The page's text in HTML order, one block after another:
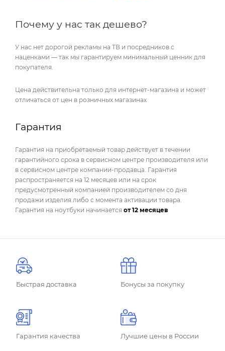
Почему у нас так дешево?
У нас нет дорогой рекламы на ТВ и посредников с
наценками — так мы гарантируем минимальный ценник для
покупателя.
Цена действительна только для интернет-магазина и может
отличаться от цен в розничных магазинах
Гарантия
Гарантия на приобретаемый товар действует в течении
гарантийного срока в сервисном центре производителя или
в сервисном центре компании-продавца. Гарантия
распространяется на 12 месяцев или на срок
предусмотренный компанией производителем со дня
продажи изделия либо с момента активации товара.
Гарантия на ноутбуки начинается от 12 месяцев
Быстрая доставка Бонусы за покупку
Гарантия качества Лучшие цены в России